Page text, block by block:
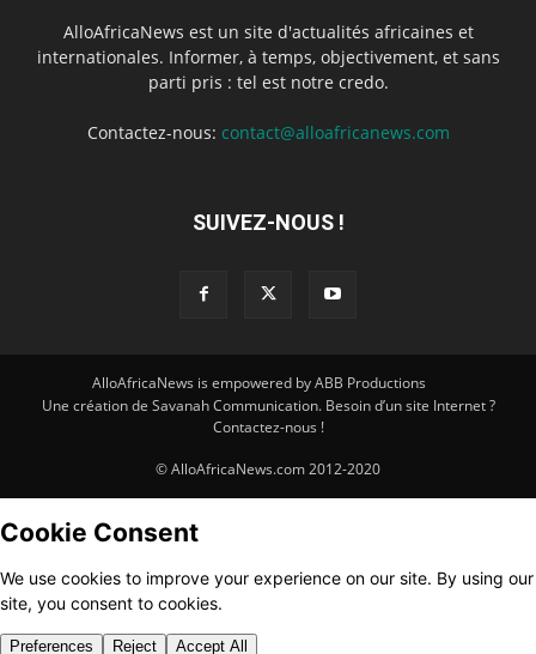
AlloAfricaNews est un site d'actualités africaines et
internationales. Informer, à temps, objectivement, et sans
parti pris : tel est notre credo.
Contactez-nous: contact@alloafricanews.com
SUIVEZ-NOUS !
AlloAfricaNews is empowered by ABB Productions
Une création de Savanah Communication. Besoin d’un site Internet ?
Contactez-nous !
© AlloAfricaNews.com 2012-2020